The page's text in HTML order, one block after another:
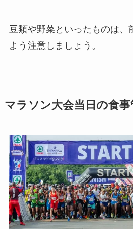
豆類や野菜といったものは、
よう注意しましょう。
マラソン大会当日の食事